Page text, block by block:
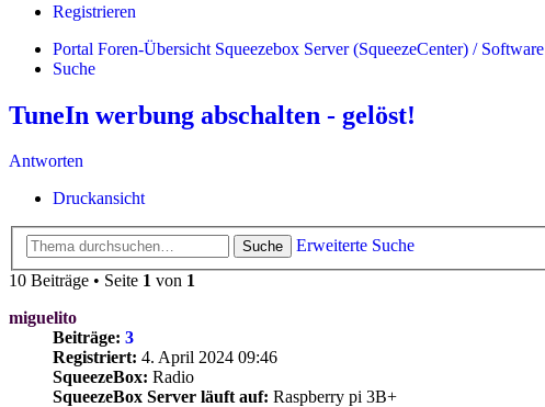
Registrieren
Portal Foren-Übersicht Squeezebox Server (SqueezeCenter) / Software
Suche
TuneIn werbung abschalten - gelöst!
Antworten
Druckansicht
Suche
Erweiterte Suche
10 Beiträge • Seite 1 von 1
miguelito
Beiträge: 3
Registriert: 4. April 2024 09:46
SqueezeBox: Radio
SqueezeBox Server läuft auf: Raspberry pi 3B+